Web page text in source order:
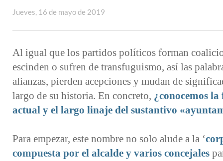
Jueves, 16 de mayo de 2019
Al igual que los partidos políticos forman
escinden o sufren de transfuguismo, así las
alianzas, pierden acepciones y mudan de
largo de su historia. En concreto, ¿conocemos
actual y el largo linaje del sustantivo
Para empezar, este nombre no solo alude a la ‘
compuesta por el alcalde y varios concejales